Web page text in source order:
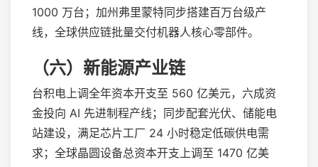
1000 万台；加州弗里蒙特同步搭建百万台级产
线，全球供应链批量交付机器人核心零部件。
（六）新能源产业链
台积电上调全年资本开支至 560 亿美元，六成资
金投向 AI 先进制程产线；同步配套光伏、储能电
站建设，满足芯片工厂 24 小时稳定低碳供电需
求；全球晶圆设备总资本开支上调至 1470 亿美